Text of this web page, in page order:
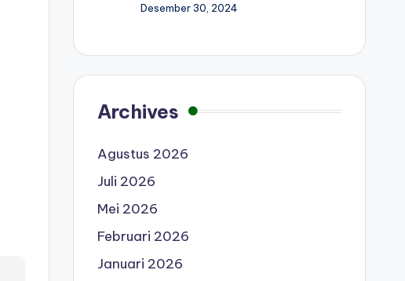
Desember 30, 2024
Archives
Agustus 2026
Juli 2026
Mei 2026
Februari 2026
Januari 2026